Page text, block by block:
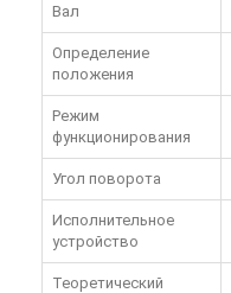
Вал
Определение
положения
Режим
функционирования
Угол поворота
Исполнительное
устройство
Теоретический